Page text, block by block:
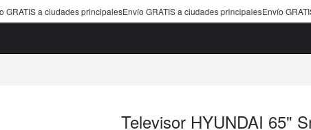
principalesEnvío GRATIS a ciudades principalesEnvío GRATIS a ciudades
Televisor HYUNDAI 65"